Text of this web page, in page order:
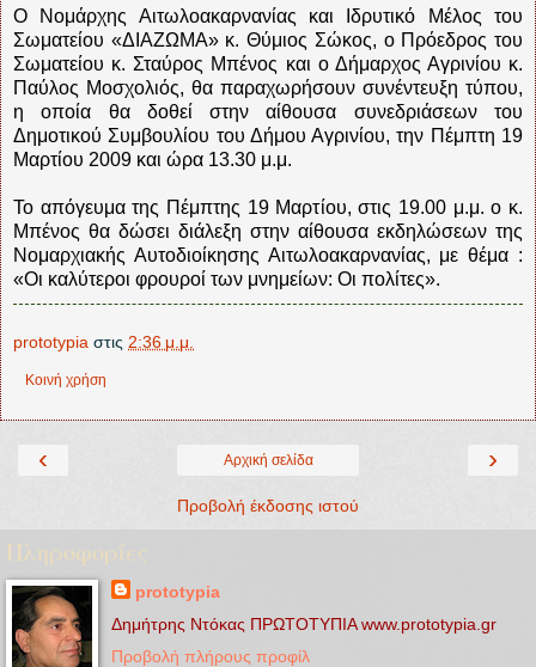
Ο Νομάρχης Αιτωλοακαρνανίας και Ιδρυτικό Μέλος του
Σωματείου «ΔΙΑΖΩΜΑ» κ. Θύμιος Σώκος, ο Πρόεδρος του
Σωματείου κ. Σταύρος Μπένος και ο Δήμαρχος Αγρινίου κ.
Παύλος Μοσχολιός, θα παραχωρήσουν συνέντευξη τύπου,
η οποία θα δοθεί στην αίθουσα συνεδριάσεων του
Δημοτικού Συμβουλίου του Δήμου Αγρινίου, την Πέμπτη 19
Μαρτίου 2009 και ώρα 13.30 μ.μ.
Το απόγευμα της Πέμπτης 19 Μαρτίου, στις 19.00 μ.μ. ο κ.
Μπένος θα δώσει διάλεξη στην αίθουσα εκδηλώσεων της
Νομαρχιακής Αυτοδιοίκησης Αιτωλοακαρνανίας, με θέμα :
«Οι καλύτεροι φρουροί των μνημείων: Οι πολίτες».
prototypia στις 2:36 μ.μ.
Κοινή χρήση
‹ ›
Αρχική σελίδα
Προβολή έκδοσης ιστού
Πληροφορίες
prototypia
Δημήτρης Ντόκας ΠΡΩΤΟΤΥΠΙΑ www.prototypia.gr
Προβολή πλήρους προφίλ